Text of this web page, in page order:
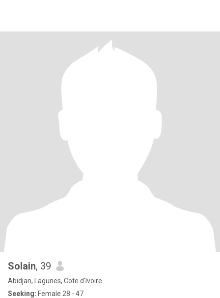
Solain, 39
Abidjan, Lagunes, Cote d'Ivoire
Seeking: Female 28 - 47